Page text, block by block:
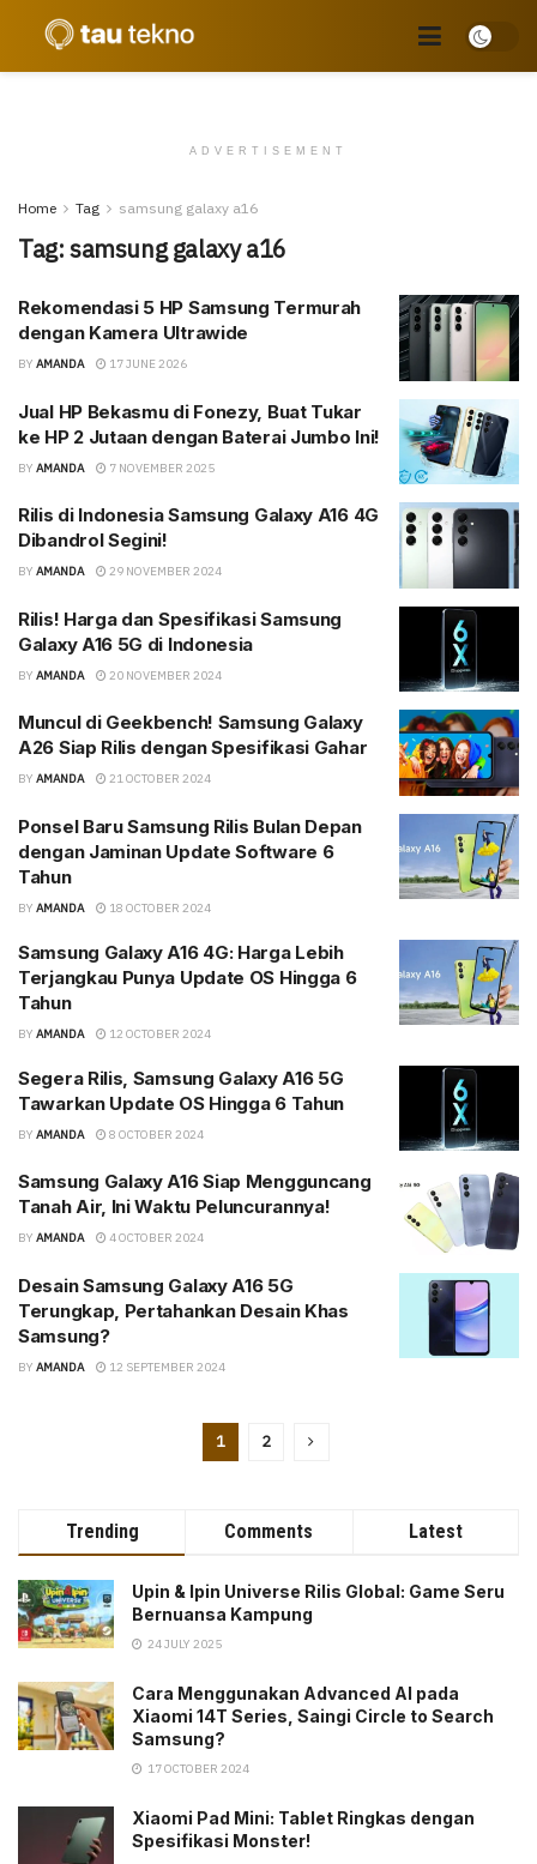
ADVERTISEMENT
Home Tag samsung galaxy a16
Tag:samsung galaxy a16
Rekomendasi 5 HP Samsung Termurah
dengan Kamera Ultrawide
BY AMANDA 17 JUNE 2026
Jual HP Bekasmu di Fonezy, Buat Tukar
ke HP 2 Jutaan dengan Baterai Jumbo Ini!
BY AMANDA 7 NOVEMBER 2025
Rilis di Indonesia Samsung Galaxy A16 4G
Dibandrol Segini!
BY AMANDA 29 NOVEMBER 2024
Rilis! Harga dan Spesifikasi Samsung
Galaxy A16 5G di Indonesia
BY AMANDA 20 NOVEMBER 2024
Muncul di Geekbench! Samsung Galaxy
A26 Siap Rilis dengan Spesifikasi Gahar
BY AMANDA 21 OCTOBER 2024
Ponsel Baru Samsung Rilis Bulan Depan
dengan Jaminan Update Software 6
Tahun
BY AMANDA 18 OCTOBER 2024
Samsung Galaxy A16 4G: Harga Lebih
Terjangkau Punya Update OS Hingga 6
Tahun
BY AMANDA 12 OCTOBER 2024
Segera Rilis, Samsung Galaxy A16 5G
Tawarkan Update OS Hingga 6 Tahun
BY AMANDA 8 OCTOBER 2024
Samsung Galaxy A16 Siap Mengguncang
Tanah Air, Ini Waktu Peluncurannya!
BY AMANDA 4 OCTOBER 2024
Desain Samsung Galaxy A16 5G
Terungkap, Pertahankan Desain Khas
Samsung?
BY AMANDA 12 SEPTEMBER 2024
1 2
Trending Comments Latest
Upin & Ipin Universe Rilis Global: Game Seru
Bernuansa Kampung
24 JULY 2025
Cara Menggunakan Advanced AI pada
Xiaomi 14T Series, Saingi Circle to Search
Samsung?
17 OCTOBER 2024
Xiaomi Pad Mini: Tablet Ringkas dengan
Spesifikasi Monster!